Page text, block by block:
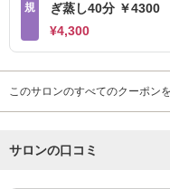
規
ぎ蒸し40分 ￥4300
¥4,300
このサロンのすべてのクーポン
サロンの口コミ